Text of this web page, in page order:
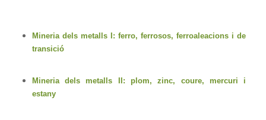
Mineria dels metalls I: ferro, ferrosos, ferroaleacions i de
transició
Mineria dels metalls II: plom, zinc, coure, mercuri i
estany